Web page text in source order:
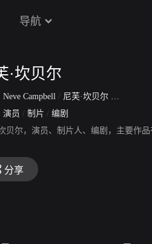
导航
·坎贝尔
Neve Campbell / 尼芙·坎贝尔 / 娜维·坎
演员 / 制片 / 编剧
贝尔，演员、制片人、编剧，主要作
分享